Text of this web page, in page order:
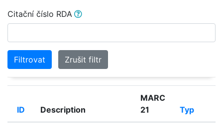
Citační číslo RDA
Filtrovat Zrušit filtr
ID Description
MARC
21
Typ